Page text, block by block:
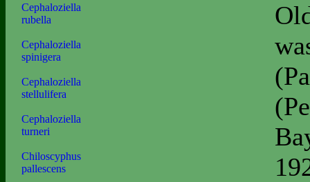
Cephaloziella
rubella
Cephaloziella
spinigera
Cephaloziella
stellulifera
Cephaloziella
turneri
Chiloscyphus
pallescens